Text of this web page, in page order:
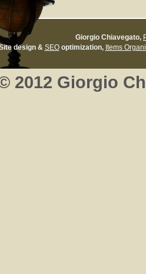
Giorgio Chiavegato,
design & SEOoptimization, Items
2012 Giorgio